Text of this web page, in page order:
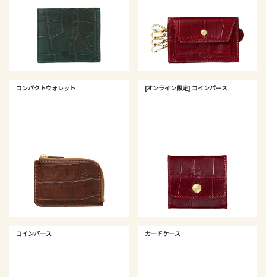
コンパクトウォレット [オンライン限定] コインパース
コインパース カードケース